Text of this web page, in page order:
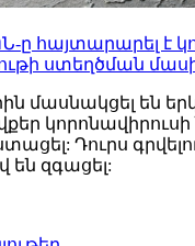
ը հայտարարել է
ստեղծման
մասնակցել են
Դուրս
են զգացել: